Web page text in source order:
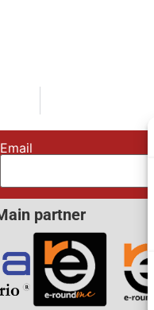
Email
partner